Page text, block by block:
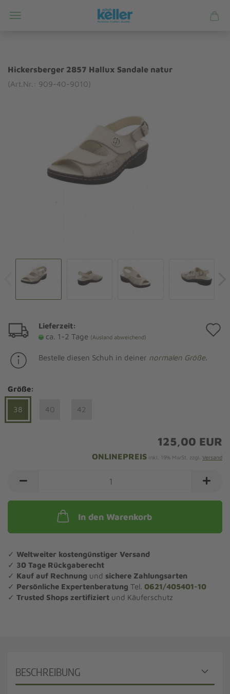
Hickersberger 2857 Hallux Sandale natur
(Art.Nr.: 909-40-9010)
Lieferzeit:
ca. 1-2 Tage (Ausland abweichend)
Bestelle diesen Schuh in deiner normalen Größe.
Größe:
38 40 42
125,00 EUR
ONLINEPREIS inkl. 19% MwSt. zzgl. Versand
In den Warenkorb
✓ Weltweiter kostengünstiger Versand
✓ 30 Tage Rückgaberecht
✓ Kauf auf Rechnung und sichere Zahlungsarten
✓ Persönliche Expertenberatung Tel. 0621/405401-10
✓ Trusted Shops zertifiziert und Käuferschutz
BESCHREIBUNG